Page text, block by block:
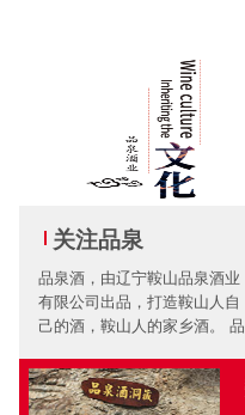
关注品泉
品泉酒，由辽宁鞍山品泉酒业
有限公司出品，打造鞍山人自
己的酒，鞍山人的家乡酒。 品
勤奋进取的人文精神，踏实做
好每一滴酒。 品泉酒传承百年